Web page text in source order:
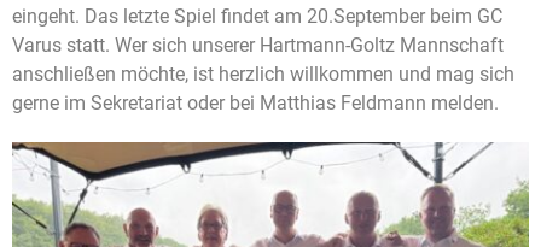
eingeht. Das letzte Spiel findet am 20.September beim GC
Varus statt. Wer sich unserer Hartmann-Goltz Mannschaft
anschließen möchte, ist herzlich willkommen und mag sich
gerne im Sekretariat oder bei Matthias Feldmann melden.